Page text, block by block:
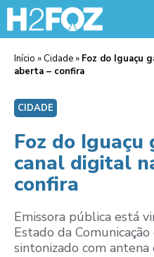
Início » Cidade » Foz do Iguaçu
aberta – confira
CIDADE
Foz do Iguaçu
canal digital
confira
Emissora pública está
Estado da
sintonizado com antena